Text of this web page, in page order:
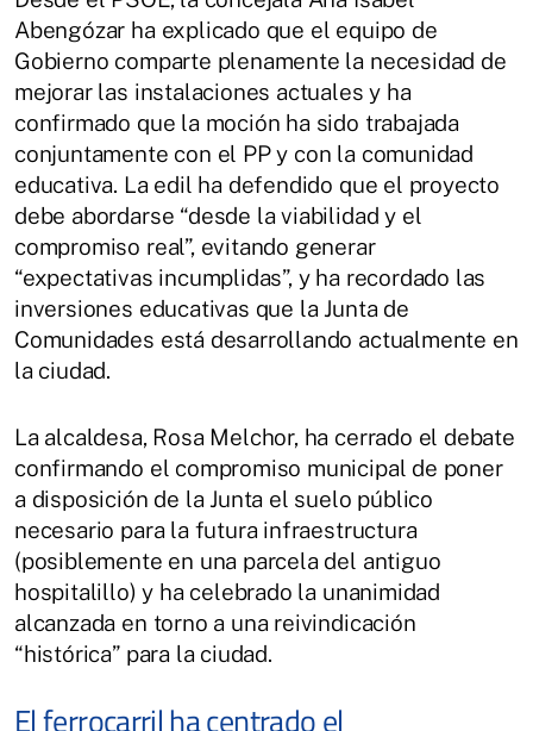
Abengózar ha explicado que el equipo de
Gobierno comparte plenamente la necesidad de
mejorar las instalaciones actuales y ha
confirmado que la moción ha sido trabajada
conjuntamente con el PP y con la comunidad
educativa. La edil ha defendido que el proyecto
debe abordarse “desde la viabilidad y el
compromiso real”, evitando generar
“expectativas incumplidas”, y ha recordado las
inversiones educativas que la Junta de
Comunidades está desarrollando actualmente en
la ciudad.
La alcaldesa, Rosa Melchor, ha cerrado el debate
confirmando el compromiso municipal de poner
a disposición de la Junta el suelo público
necesario para la futura infraestructura
(posiblemente en una parcela del antiguo
hospitalillo) y ha celebrado la unanimidad
alcanzada en torno a una reivindicación
“histórica” para la ciudad.
El ferrocarril ha centrado el